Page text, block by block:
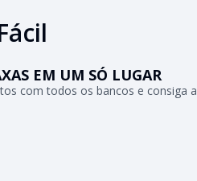
EM UM SÓ LUGAR
com todos os bancos e consiga a